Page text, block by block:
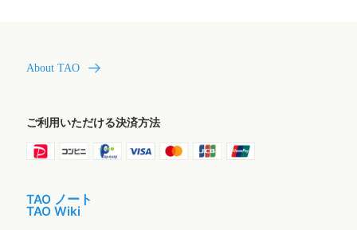
About TAO
ご利用いただける決済方法
TAO ノート
TAO Wiki